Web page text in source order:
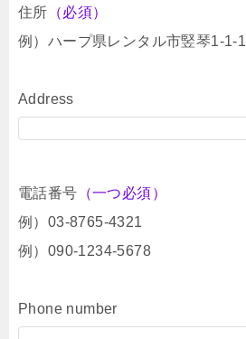
住所 （必須）
例）ハープ県レンタル市竪琴1-1-1
Address
電話番号 （一つ必須）
例）03-8765-4321
例）090-1234-5678
Phone number